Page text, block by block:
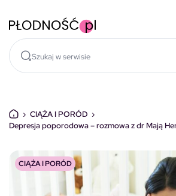
› CIĄŻA I PORÓD ›
Depresja poporodowa – rozmowa z dr Mają
CIĄŻA I PORÓD